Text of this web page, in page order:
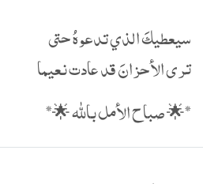
‏سيعطيكَ الذي تدعوهُ حتى
ترى الأحزانَ قد عادت نعيما
*🌟 صباح الأمل بالله 🌟*